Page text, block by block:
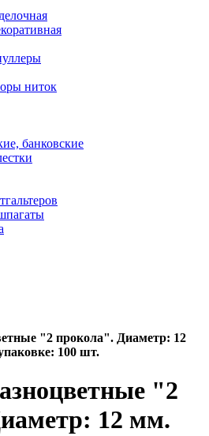
ниток
банковские
"2 прокола". Диаметр: 12
100 шт.
"2
12 мм.